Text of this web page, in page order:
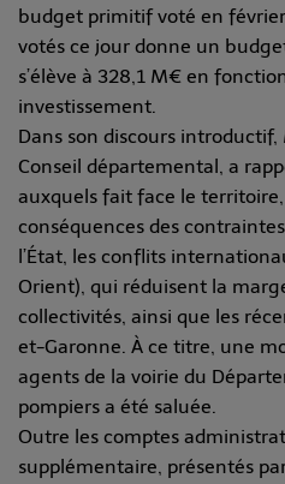
budget primitif voté en
votés ce jour donne un
s’élève à 328,1 M€ en
investissement.
Dans son discours
Conseil départemental, a
auxquels fait face le
conséquences des
l’État, les conflits
Orient), qui réduisent la
collectivités, ainsi que les
et-Garonne. À ce titre, une
agents de la voirie du
pompiers a été saluée.
Outre les comptes
supplémentaire, présentés